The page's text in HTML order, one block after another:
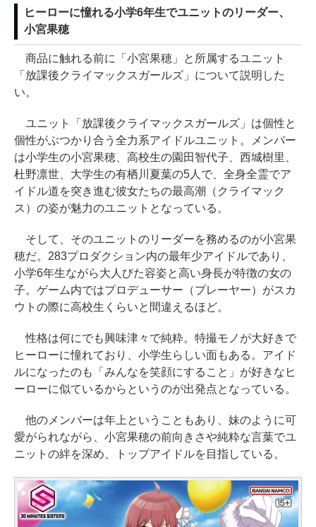
ヒーローに憧れる小学6年生でユニットのリーダー、
小宮果穂
商品に触れる前に「小宮果穂」と所属するユニット
「放課後クライマックスガールズ」について説明した
い。
ユニット「放課後クライマックスガールズ」は個性と
個性がぶつかり合う全力系アイドルユニット。メンバー
は小学生の小宮果穂、高校生の園田智代子、西城樹里、
杜野凛世、大学生の有栖川夏葉の5人で、全身全霊でア
イドル道を突き進む彼女たちの最高潮（クライマック
ス）の姿が魅力のユニットとなっている。
そして、そのユニットのリーダーを務めるのが小宮果
穂だ。283プロダクション内の最年少アイドルであり、
小学6年生ながら大人びた容姿と高い身長が特徴の女の
子。ゲーム内ではプロデューサー（プレーヤー）がスカ
ウトの際に高校生くらいと間違えるほど。
性格は何にでも興味津々で純粋。特撮モノが大好きで
ヒーローに憧れており、小学生らしい面もある。アイド
ルになったのも「みんなを笑顔にすること」が好きなヒ
ーローに似ているからというのが出発点となっている。
他のメンバーは年上ということもあり、妹のように可
愛がられながら、小宮果穂の前向きさや純粋な言葉でユ
ニットの絆を深め、トップアイドルを目指している。